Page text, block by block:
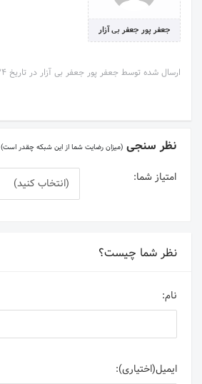
جعفر پور جعفر بی آزار
ارسال شده توسط جعفر پور جعفر بی آزار در تاریخ 1401/8/24 12:07
نظر سنجی (میزان رضایت شما از این شبکه چقدر است)
امتیاز شما:
نظر شما چیست؟
نام:
ایمیل(اختیاری):